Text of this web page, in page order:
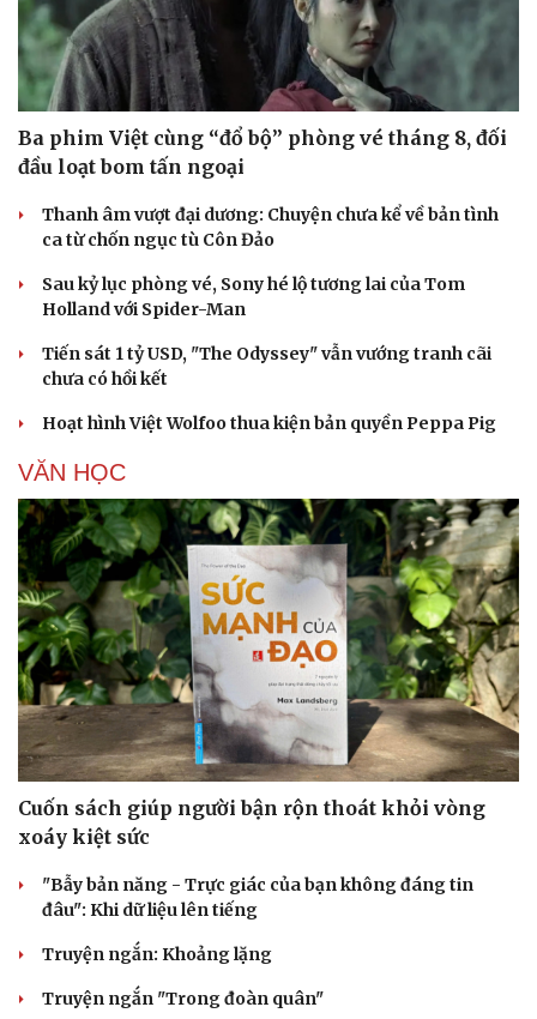
Ba phim Việt cùng “đổ bộ” phòng vé tháng 8, đối
đầu loạt bom tấn ngoại
Thanh âm vượt đại dương: Chuyện chưa kể về bản tình
ca từ chốn ngục tù Côn Đảo
Sau kỷ lục phòng vé, Sony hé lộ tương lai của Tom
Holland với Spider-Man
Tiến sát 1 tỷ USD, "The Odyssey" vẫn vướng tranh cãi
chưa có hồi kết
Hoạt hình Việt Wolfoo thua kiện bản quyền Peppa Pig
VĂN HỌC
Cuốn sách giúp người bận rộn thoát khỏi vòng
xoáy kiệt sức
"Bẫy bản năng - Trực giác của bạn không đáng tin
đâu": Khi dữ liệu lên tiếng
Truyện ngắn: Khoảng lặng
Truyện ngắn "Trong đoàn quân"